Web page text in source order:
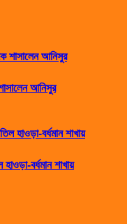
আনিসুর
বর্ধমান শাখায়